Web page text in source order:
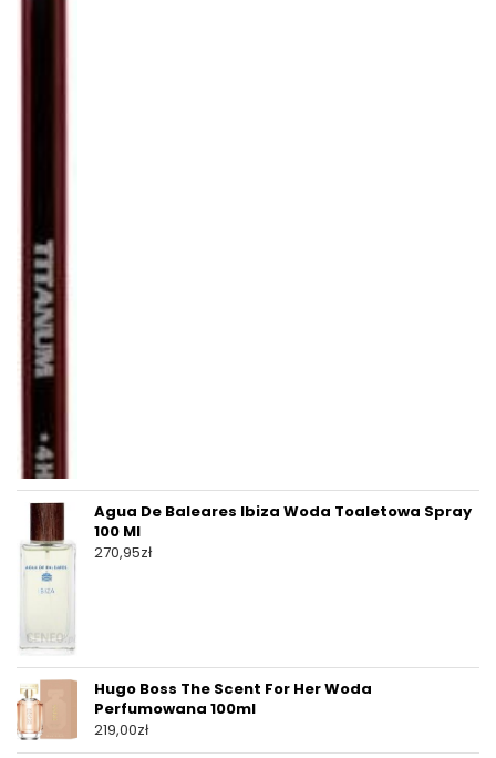
Agua De Baleares Ibiza Woda Toaletowa Spray
100 Ml
270,95zł
Hugo Boss The Scent For Her Woda
Perfumowana 100ml
219,00zł